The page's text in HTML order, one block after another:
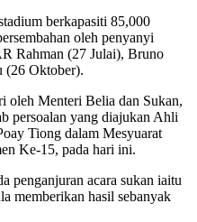
berkapasiti 85,000
oleh penyanyi
Rahman (27 Julai), Bruno
(26 Oktober).
oleh Menteri Belia dan Sukan,
persoalan yang diajukan Ahli
Tiong dalam Mesyuarat
Ke-15, pada hari ini.
penganjuran acara sukan iaitu
memberikan hasil sebanyak